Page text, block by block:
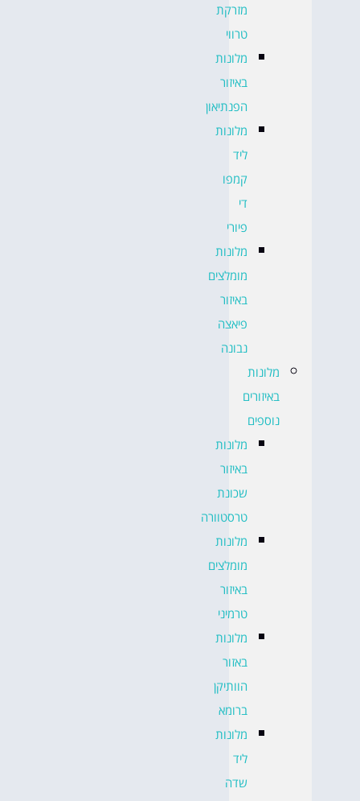
מזרקת
טרווי
מלונות
באיזור
הפנתיאון
מלונות
ליד
קמפו
די
פיורי
מלונות
מומלצים
באיזור
פיאצה
נבונה
מלונות
באיזורים
נוספים
מלונות
באיזור
שכונת
טרסטוורה
מלונות
מומלצים
באיזור
טרמיני
מלונות
באזור
הוותיקן
ברומא
מלונות
ליד
שדה